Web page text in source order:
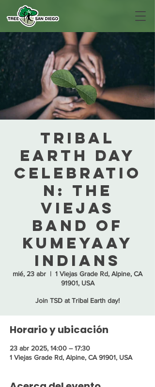
Tribal
Earth Day
Celebratio
n: The
Viejas
Band of
Kumeyaay
Indians
mié, 23 abr
  |
1 Viejas Grade Rd, Alpine, CA
91901, USA
Join TSD at Tribal Earth day!
Horario y ubicación
23 abr 2025, 14:00 – 17:30
1 Viejas Grade Rd, Alpine, CA 91901, USA